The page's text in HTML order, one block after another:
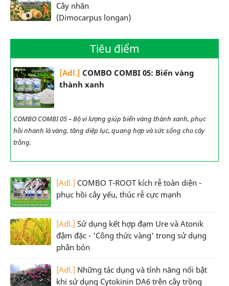
Cây nhãn
(Dimocarpus longan)
Tiêu điểm
[Adl.] COMBO COMBI 05: Biến vàng
thành xanh
COMBO COMBI 05 – Bộ vi lượng giúp biến vàng thành xanh, phục
hồi nhanh lá vàng, tăng diệp lục, quang hợp và sức sống cho cây
trồng.
[Adl.] COMBO T-ROOT kích rễ toàn diện -
phục hồi cây yếu, thúc rễ cực mạnh
[Adl.] Sử dụng kết hợp đạm Ure và Atonik
đậm đặc - 'Công thức vàng' trong sử dụng
phân bón
[Adl.] Những tác dụng và tính năng nổi bật
khi sử dụng Cytokinin DA6 trên cây trồng